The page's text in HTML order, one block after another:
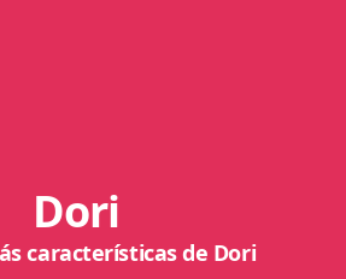
Dori
características de Dori